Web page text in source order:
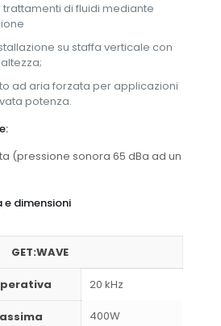
di fluidi mediante
su staffa verticale con
ad aria forzata per applicazioni
potenza.
(pressione sonora 65 dBa ad un
e dimensioni
GET:WAVE
20 kHz
400W